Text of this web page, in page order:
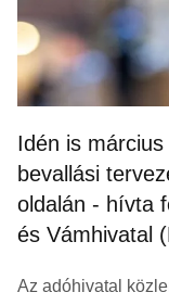
Idén is
bevallási
oldalán - hívta
és Vámhivatal
Az adóhivatal